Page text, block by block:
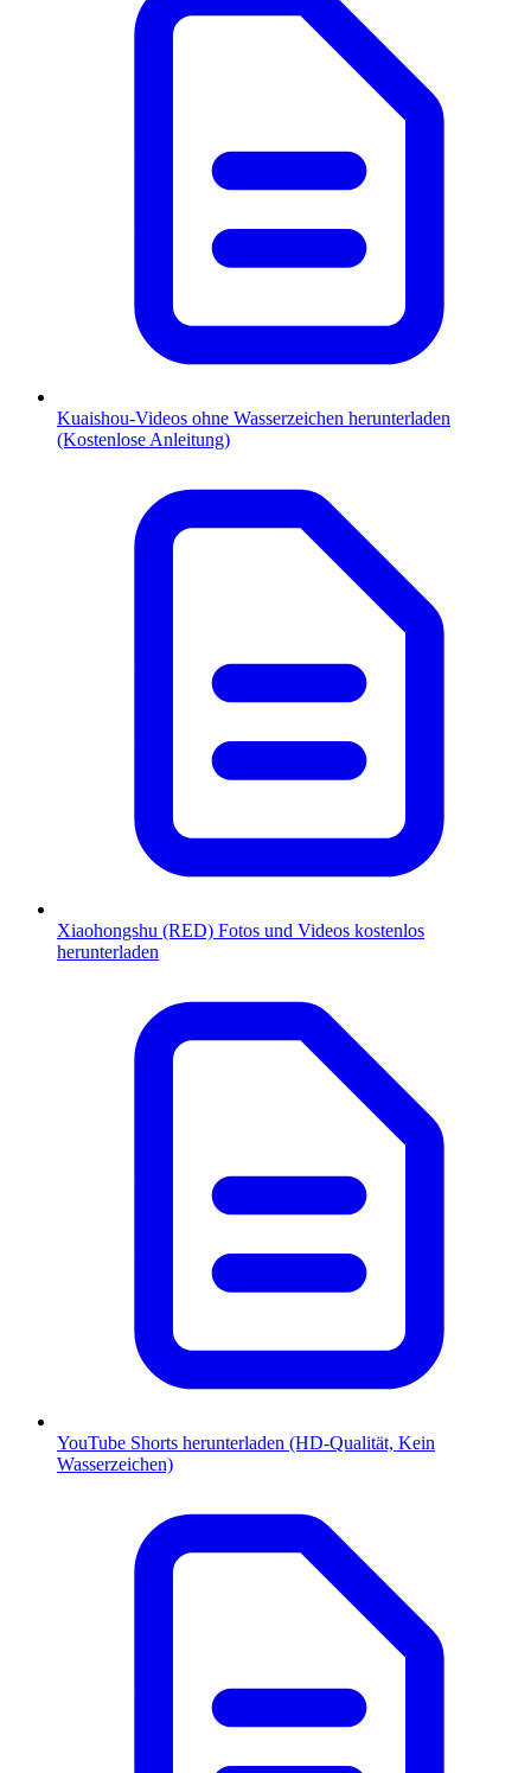
Kuaishou-Videos ohne Wasserzeichen herunterladen
(Kostenlose Anleitung)
Xiaohongshu (RED) Fotos und Videos kostenlos
herunterladen
YouTube Shorts herunterladen (HD-Qualität, Kein
Wasserzeichen)